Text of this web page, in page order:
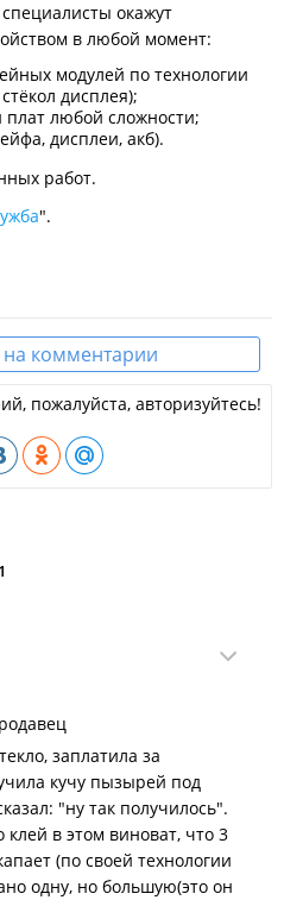
окажут
в любой момент:
модулей по технологии
дисплея);
любой сложности;
дисплеи, акб).
работ.
".
на комментарии
пожалуйста, авторизуйтесь!
1
заплатила за
кучу пызырей под
"ну так получилось".
клей в этом виноват, что 3
(по своей технологии
одну, но большую(это он